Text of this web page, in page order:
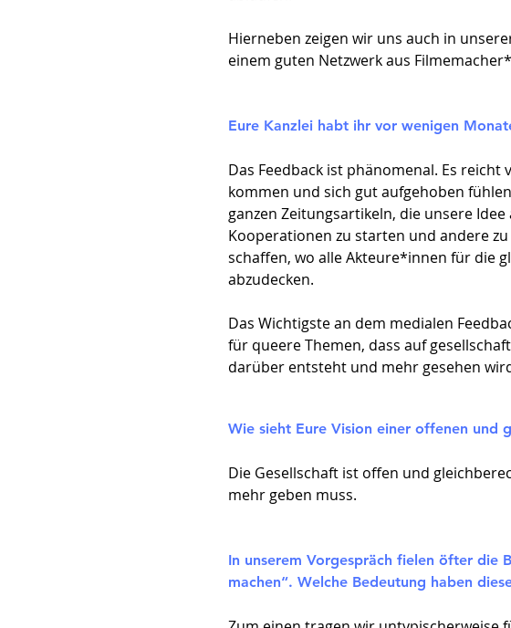
Hierneben zeigen wir uns auch in
einem guten Netzwerk aus
Eure Kanzlei habt ihr vor wenigen
Das Feedback ist phänomenal. Es
kommen und sich gut aufgehoben
ganzen Zeitungsartikeln, die unsere
Kooperationen zu starten und andere
schaffen, wo alle Akteure*innen für die
abzudecken.
Das Wichtigste an dem medialen
für queere Themen, dass auf
darüber entsteht und mehr gesehen
Wie sieht Eure Vision einer offenen und
Die Gesellschaft ist offen und
mehr geben muss.
In unserem Vorgespräch fielen öfter die
machen“. Welche Bedeutung haben